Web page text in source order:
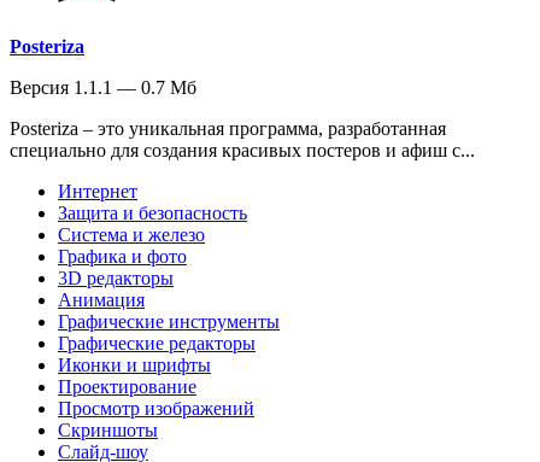
Posteriza
Версия 1.1.1 — 0.7 Мб
Posteriza – это уникальная программа, разработанная
специально для создания красивых постеров и афиш с...
Интернет
Защита и безопасность
Система и железо
Графика и фото
3D редакторы
Анимация
Графические инструменты
Графические редакторы
Иконки и шрифты
Проектирование
Просмотр изображений
Скриншоты
Слайд-шоу